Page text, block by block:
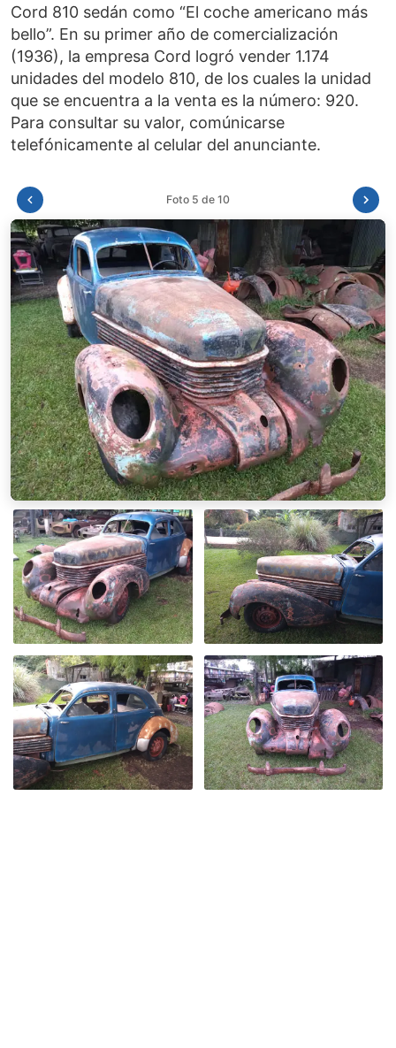
Cord 810 sedán como “El coche americano más
bello”. En su primer año de comercialización
(1936), la empresa Cord logró vender 1.174
unidades del modelo 810, de los cuales la unidad
que se encuentra a la venta es la número: 920.
Para consultar su valor, comúnicarse
Foto 6 de 10